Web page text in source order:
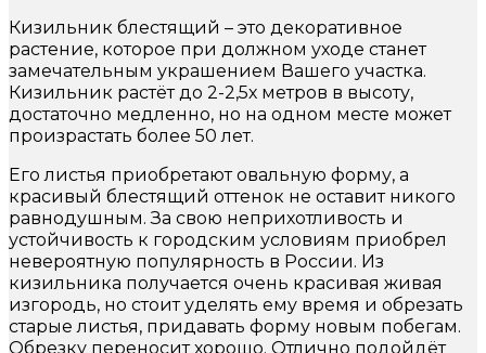
Кизильник блестящий – это декоративное
растение, которое при должном уходе станет
замечательным украшением Вашего участка.
Кизильник растёт до 2-2,5х метров в высоту,
достаточно медленно, но на одном месте может
произрастать более 50 лет.
Его листья приобретают овальную форму, а
красивый блестящий оттенок не оставит никого
равнодушным. За свою неприхотливость и
устойчивость к городским условиям приобрел
невероятную популярность в России. Из
кизильника получается очень красивая живая
изгородь, но стоит уделять ему время и обрезать
старые листья, придавать форму новым побегам.
Обрезку переносит хорошо. Отлично подойдёт